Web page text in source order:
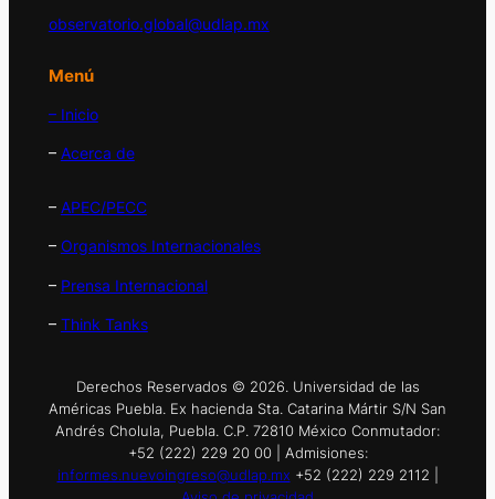
observatorio.global@udlap.mx
Menú
– Inicio
– Acerca de
– APEC/PECC
– Organismos Internacionales
– Prensa Internacional
– Think Tanks
Derechos Reservados © 2026. Universidad de las
Américas Puebla. Ex hacienda Sta. Catarina Mártir S/N San
Andrés Cholula, Puebla. C.P. 72810 México Conmutador:
+52 (222) 229 20 00 | Admisiones:
informes.nuevoingreso@udlap.mx +52 (222) 229 2112 |